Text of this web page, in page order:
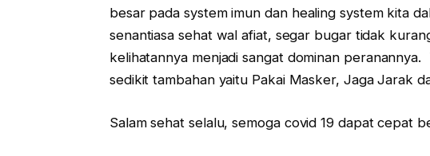
besar pada system imun dan healing system kita
senantiasa sehat wal afiat, segar bugar tidak
kelihatannya menjadi sangat dominan
sedikit tambahan yaitu Pakai Masker, Jaga Jarak
Salam sehat selalu, semoga covid 19 dapat cepat